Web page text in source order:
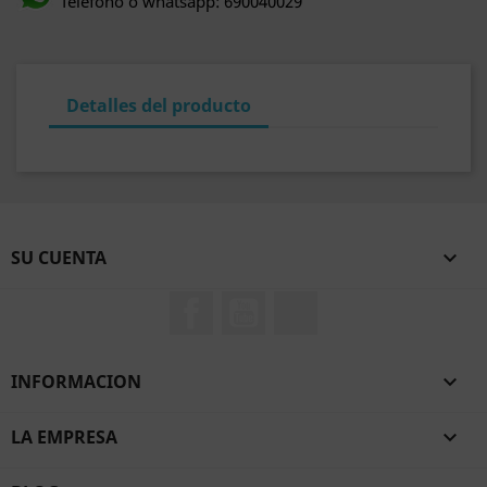
Detalles del producto
SU CUENTA 
INFORMACION 
LA EMPRESA 